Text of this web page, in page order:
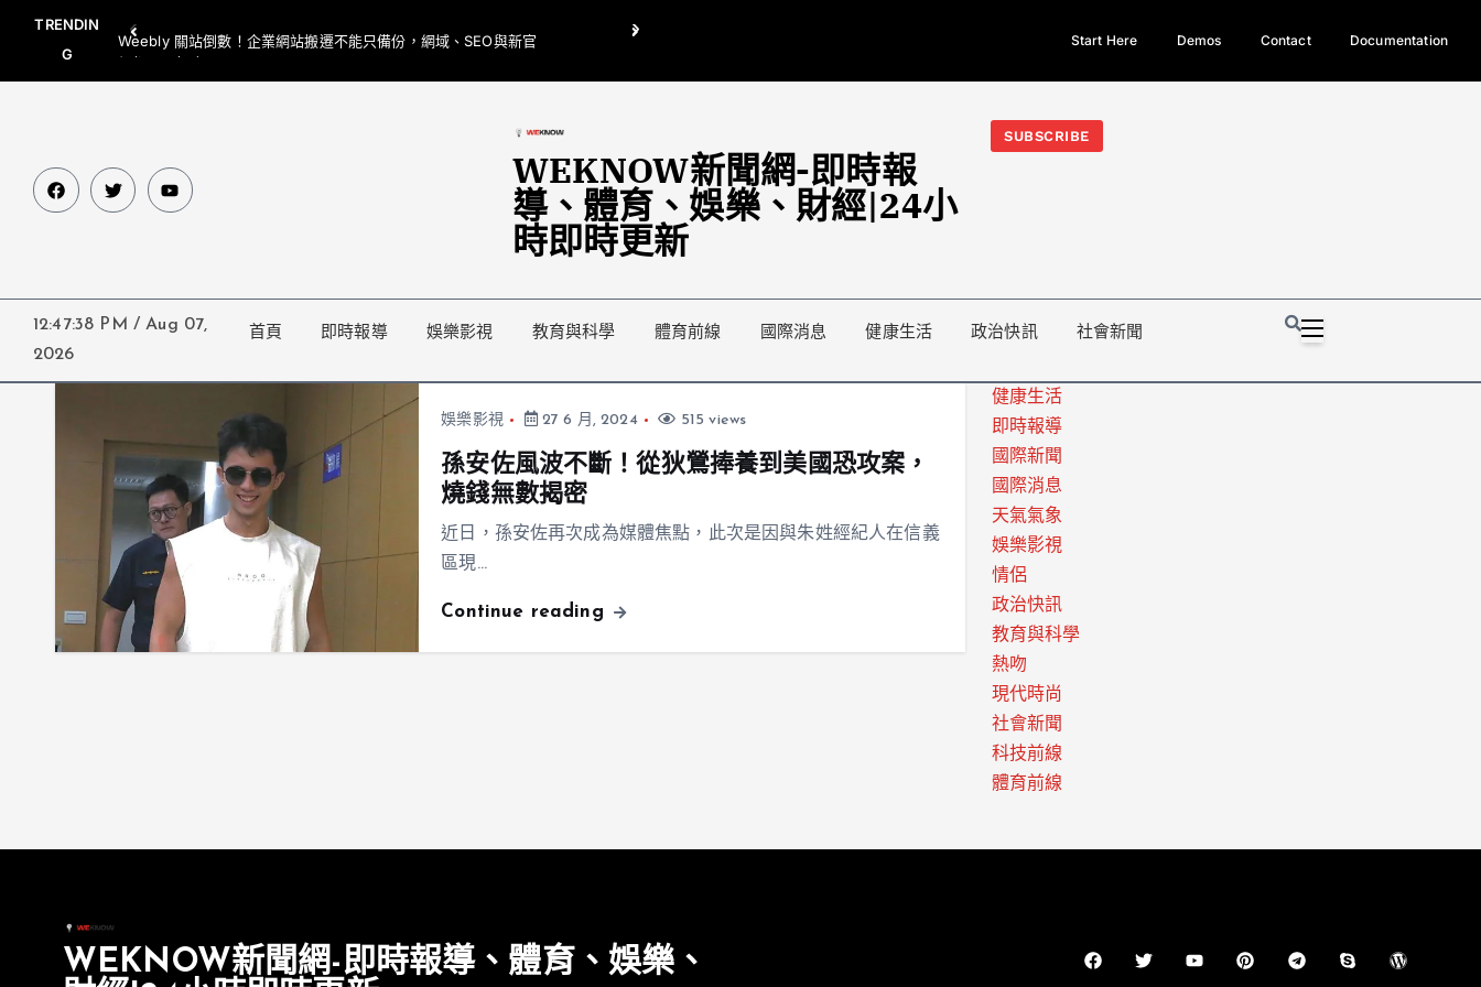
TRENDIN
G
Weebly 關站倒數！企業網站搬遷不能只備份，網域、SEO與新官
網都要一起處理
翁曉玲喊刪陸委會1295萬媒宣費惹議 梁文傑回「只能靠嘴巴」
今日熱門新聞TOP3｜西拉雅族正式成第17個原住民族、立院電競
光電場回
Start Here Demos Contact Documentation
WEKNOW新聞網-即時報
導、體育、娛樂、財經|24小
時即時更新
SUBSCRIBE
12:47:38 PM / Aug 07,
2026
首頁 即時報導 娛樂影視 教育與科學 體育前線 國際消息 健康生活 政治快訊 社會新聞
娛樂影視 27 6 月, 2024 515 views
孫安佐風波不斷！從狄鶯捧養到美國恐攻案，
燒錢無數揭密
近日，孫安佐再次成為媒體焦點，此次是因與朱姓經紀人在信義
區現…
Continue reading
健康生活
即時報導
國際新聞
國際消息
天氣氣象
娛樂影視
情侶
政治快訊
教育與科學
熱吻
現代時尚
社會新聞
科技前線
體育前線
WEKNOW新聞網-即時報導、體育、娛樂、